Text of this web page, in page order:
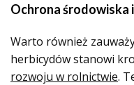
Ochrona środowiska
Warto również
herbicydów stanowi
rozwoju w rolnictwie.